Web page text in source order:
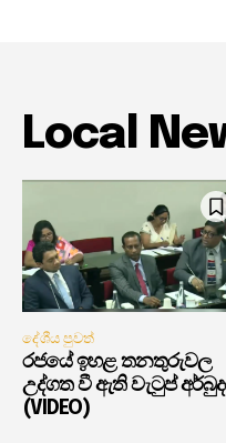
Local
දේශීය පුවත්
රජයේ ඉහළ තනතුරුවල
උද්ගත වී ඇති වැටුප්
(VIDEO)